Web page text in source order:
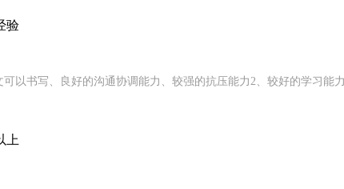
验
可以书写、良好的沟通协调能力、较强的抗压能力2、较好的学习能
上